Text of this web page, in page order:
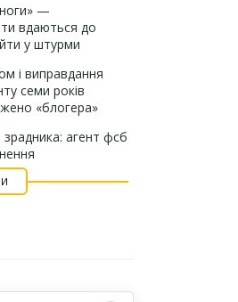
ноги» —
вдаються до
у штурми
і виправдання
семи років
«блогера»
агент фсб